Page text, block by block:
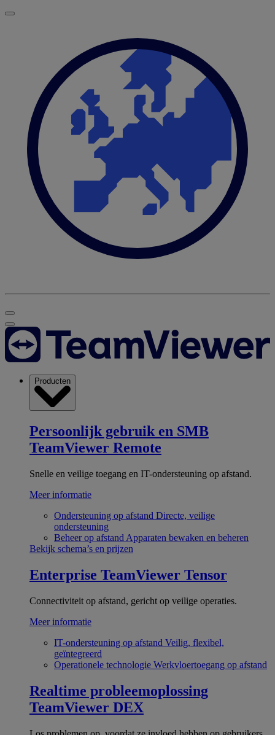
Producten
Persoonlijk gebruik en SMB
TeamViewer Remote
Snelle en veilige toegang en IT-ondersteuning op afstand.
Meer informatie
Ondersteuning op afstand Directe, veilige
ondersteuning
Beheer op afstand Apparaten bewaken en beheren
Bekijk schema’s en prijzen
Enterprise TeamViewer Tensor
Connectiviteit op afstand, gericht op veilige operaties.
Meer informatie
IT-ondersteuning op afstand Veilig, flexibel,
geïntegreerd
Operationele technologie Werkvloertoegang op afstand
Realtime probleemoplossing
TeamViewer DEX